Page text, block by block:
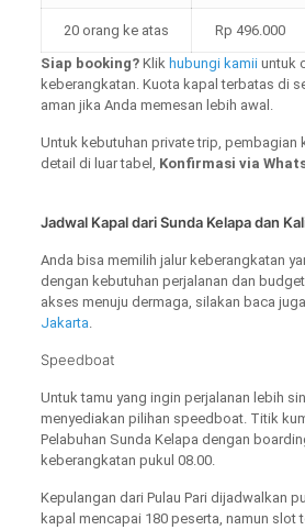
20 orang ke atas Rp 496.000
Siap booking?Klik hubungi kamiiuntuk
keberangkatan. Kuota kapal terbatas di
aman jika Anda memesan lebih awal.
Untuk kebutuhan private trip, pembagian
detail di luar tabel, Konfirmasi via
Jadwal Kapal dari Sunda Kelapa dan
Anda bisa memilih jalur keberangkatan
dengan kebutuhan perjalanan dan
akses menuju dermaga, silakan baca juga
Jakarta.
Speedboat
Untuk tamu yang ingin perjalanan lebih
menyediakan pilihan speedboat. Titik
Pelabuhan Sunda Kelapa dengan
keberangkatan pukul 08.00.
Kepulangan dari Pulau Pari dijadwalkan
kapal mencapai 180 peserta, namun slot